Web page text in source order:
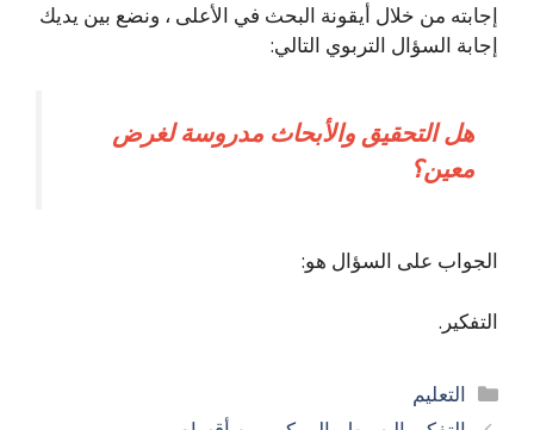
إجابته من خلال أيقونة البحث في الأعلى ، ونضع بين يديك
إجابة السؤال التربوي التالي:
هل التحقيق والأبحاث مدروسة لغرض
معين؟
الجواب على السؤال هو:
التفكير.
التصنيفات
التعليم